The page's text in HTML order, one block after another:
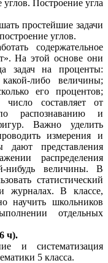
Построение угла
простейшие задачи
углов.
содержательное
На этой основе они
задач на проценты:
либо величины;
его процентов;
число составляет от
распознаванию и
Важно уделить
измерения и
дают представления
распределения
нибудь величины. В
статистический
журналах. В классе,
научить школьников
отдельных
ч).
и систематизация
5 класса.